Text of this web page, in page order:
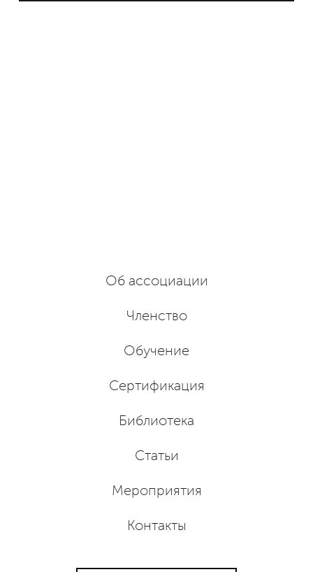
Об ассоциации
Членство
Обучение
Сертификация
Библиотека
Статьи
Мероприятия
Контакты